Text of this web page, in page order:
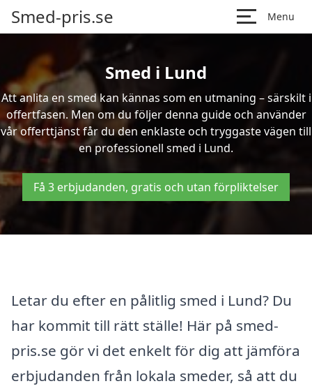
Smed-pris.se Menu
Smed i Lund
Att anlita en smed kan kännas som en utmaning – särskilt i
offertfasen. Men om du följer denna guide och använder
vår offerttjänst får du den enklaste och tryggaste vägen till
en professionell smed i Lund.
Få 3 erbjudanden, gratis och utan förpliktelser
Letar du efter en pålitlig smed i Lund? Du
har kommit till rätt ställe! Här på smed-
pris.se gör vi det enkelt för dig att jämföra
erbjudanden från lokala smeder, så att du